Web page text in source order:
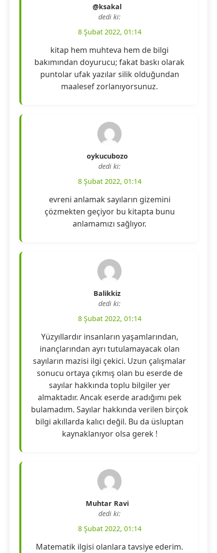
@ksakal
dedi ki:
8 Şubat 2022, 01:14
kitap hem muhteva hem de bilgi
bakımından doyurucu; fakat baskı olarak
puntolar ufak yazılar silik olduğundan
maalesef zorlanıyorsunuz.
oykucubozo
dedi ki:
8 Şubat 2022, 01:14
evreni anlamak sayıların gizemini
çözmekten geçiyor bu kitapta bunu
anlamamızı sağlıyor.
Balikkiz
dedi ki:
8 Şubat 2022, 01:14
Yüzyıllardır insanların yaşamlarından,
inançlarından ayrı tutulamayacak olan
sayıların mazisi ilgi çekici. Uzun çalışmalar
sonucu ortaya çıkmış olan bu eserde de
sayılar hakkında toplu bilgiler yer
almaktadır. Ancak eserde aradığımı pek
bulamadım. Sayılar hakkında verilen birçok
bilgi akıllarda kalıcı değil. Bu da üsluptan
kaynaklanıyor olsa gerek !
Muhtar Ravi
dedi ki:
8 Şubat 2022, 01:14
Matematik ilgisi olanlara tavsiye ederim.